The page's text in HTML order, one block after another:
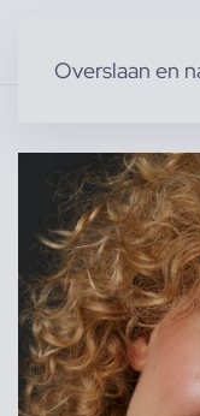
Overslaan en